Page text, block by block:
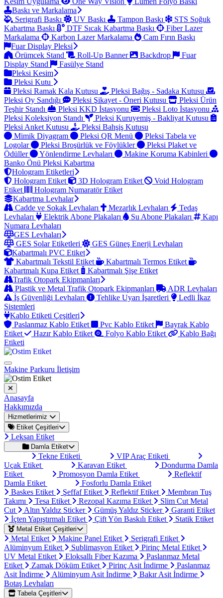
Baskı ve Markalama
Serigrafi Baskı
UV Baskı Tampon Baskı
STS Soğuk
Kabartma Baskı
DTF Sıcak Kabartma Baskı
Fiber Lazer
Markalama
Karbon Lazer Markalama
Cam Fırın Baskı
Fuar Display Pleksi
Örümcek Stand
Roll-Up Banner Backdrop
Fuar
Display Stand
Fasülye Stand
Pleksi Kesim
Pleksi Kutu
Pleksi Ramak Kala Kutusu
Pleksi Bağış - Sadaka Kutusu
Pleksi Oy Sandığı
Pleksi Şikayet - Öneri Kutusu
Pleksi Ürün
Teşhir Standı
Pleksi KKD İstasyonu
Pleksi Loto İstasyonu
Pleksi Koleksiyon Standı
Pleksi Kuruyemiş - Bakliyat Kutusu
Pleksi Anket Kutusu
Pleksi Bahşiş Kutusu
Mimik Diyagram
Pleksi QR Menü
Pleksi Tabela ve
Logolar
Pleksi Broşürlük ve Föylükler
Pleksi Plaket ve
Ödüller
Yönlendirme Levhaları
Makine Koruma Kabinleri
Banko Önü Pleksi Kabartma
Hologram Etiketleri
Hologram Etiket
3D Hologram Etiket
Void Hologram
Etiket
Hologram Numaratör Etiket
Kabartma Levhalar
Cadde ve Sokak Levhaları
Mezarlık Levhaları
Tedaş
Levhaları
Elektrik Abone Plakaları Su Abone Plakaları
Kapı
Numara Levhaları
GES Levhaları
GES Solar Etiketleri
GES Güneş Enerji Levhaları
Kabartmalı PVC Etiket
Kabartmalı Tekstil Etiket
Kabartmalı Termos Etiket
Kabartmalı Kupa Etiket
Kabartmalı Şişe Etiket
Trafik Otopark Ekipmanları
Plastik ve Metal Trafik Otopark Ekipmanları
ADR Levhaları
İş Güvenliği Levhaları
Tehlike Uyarı İşaretleri
Ledli İkaz
Sistemleri
Kablo Etiketi Çeşitleri
Paslanmaz Kablo Etiket
Pvc Kablo Etiket
Bayrak Kablo
Etiket
Hazır Kablo Etiket Folyo Kablo Etiket
Kablo Bağı
Etiketi
Makine Parkuru İletişim
Anasayfa
Hakkımızda
Hizmetlerimiz
Etiket Çeşitleri
Leksan Etiket
Damla Etiket
Tekne Etiketi
VIP Araç Etiketi
Uçak Etiket
Karavan Etiket
Dondurma Damla
Etiket
Promosyon Damla Etiket
Reflektif
Damla Etiket
Fosforlu Damla Etiket
Baskes Etiket
Şeffaf Etiket Reflektif Etiket
Membran Tuş
Takımı
Tesa Etiket Rezopal Kazıma Etiket
Slim Cut Metal
Cut
Altın Yaldız Sticker Gümüş Yaldız Sticker
Garanti Etiket
İçten Yapıştırmalı Etiket
Çift Yön Baskılı Etiket Statik Etiket
Metal Etiket Çeşitleri
Metal Etiket Makine Panel Etiket
Serigrafi Etiket
Alüminyum Etiket
Sublimasyon Etiket
Pirinç Metal Etiket
UV Metal Etiket
Eloksallı Fiber Kazıma
Paslanmaz Metal
Etiket
Zamak Döküm Etiket Pirinç Asit İndirme
Paslanmaz
Asit İndirme
Alüminyum Asit İndirme
Bakır Asit İndirme
Botaş Levhaları
Tabela Çeşitleri